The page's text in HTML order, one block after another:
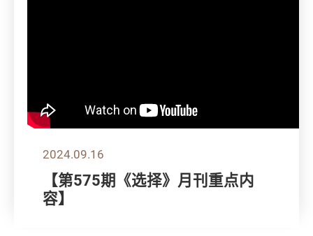
2024.09.16
【第575期《选择》月刊重点内
容】